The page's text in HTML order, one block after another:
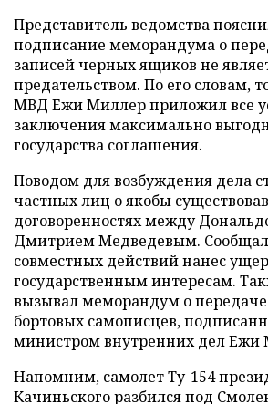
Представитель ведомства
подписание меморандума о
записей черных ящиков не
предательством. По его словам,
МВД Ежи Миллер приложил все
заключения максимально
государства соглашения.
Поводом для возбуждения дела
частных лиц о якобы
договоренностях между
Дмитрием Медведевым.
совместных действий нанес
государственным интересам.
вызывал меморандум о
бортовых самописцев,
министром внутренних дел Ежи
Напомним, самолет Ту-154
Качиньского разбился под